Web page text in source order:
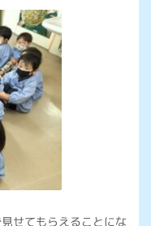
せてもらえることにな